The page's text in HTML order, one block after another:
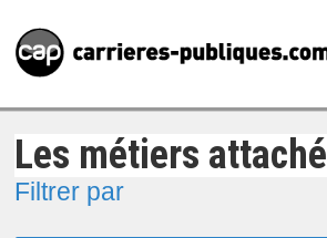
Les métiers attaché
Filtrer par